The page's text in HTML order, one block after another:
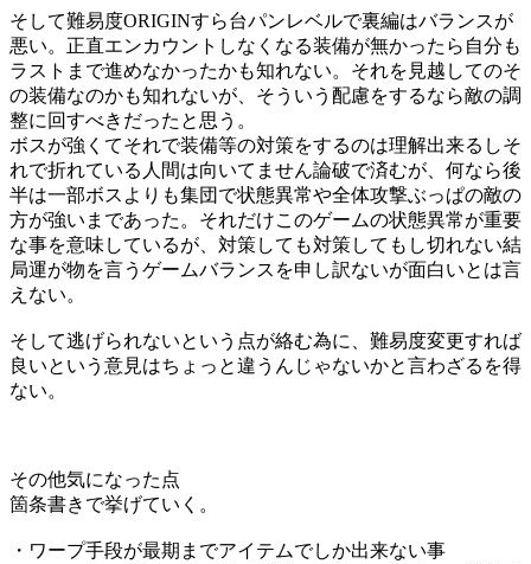
そして難易度ORIGINすら台パンレベルで裏編はバランスが
悪い。正直エンカウントしなくなる装備が無かったら自分も
ラストまで進めなかったかも知れない。それを見越してのそ
の装備なのかも知れないが、そういう配慮をするなら敵の調
整に回すべきだったと思う。
ボスが強くてそれで装備等の対策をするのは理解出来るしそ
れで折れている人間は向いてません論破で済むが、何なら後
半は一部ボスよりも集団で状態異常や全体攻撃ぶっぱの敵の
方が強いまであった。それだけこのゲームの状態異常が重要
な事を意味しているが、対策しても対策してもし切れない結
局運が物を言うゲームバランスを申し訳ないが面白いとは言
えない。
そして逃げられないという点が絡む為に、難易度変更すれば
良いという意見はちょっと違うんじゃないかと言わざるを得
ない。
その他気になった点
箇条書きで挙げていく。
・ワープ手段が最期までアイテムでしか出来ない事